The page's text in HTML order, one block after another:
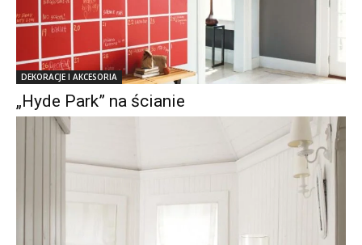
DEKORACJE I AKCESORIA
„Hyde Park” na ścianie